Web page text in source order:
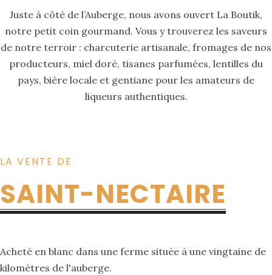
Juste à côté de l’Auberge, nous avons ouvert La Boutik,
notre petit coin gourmand. Vous y trouverez les saveurs
de notre terroir : charcuterie artisanale, fromages de nos
producteurs, miel doré, tisanes parfumées, lentilles du
pays, bière locale et gentiane pour les amateurs de
liqueurs authentiques.
LA VENTE DE
SAINT-NECTAIRE
Acheté en blanc dans une ferme située à une vingtaine de
kilomètres de l'auberge.